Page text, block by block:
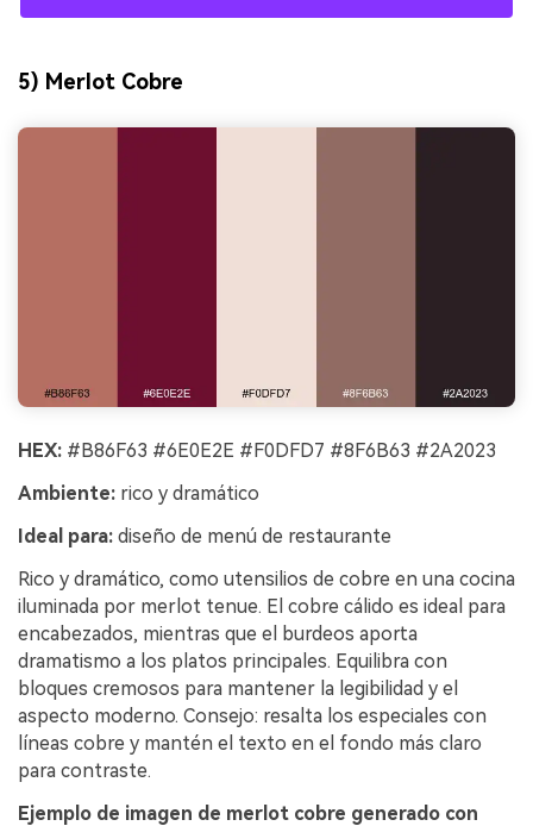
5) Merlot Cobre
HEX: #B86F63 #6E0E2E #F0DFD7 #8F6B63 #2A2023
Ambiente: rico y dramático
Ideal para: diseño de menú de restaurante
Rico y dramático, como utensilios de cobre en una cocina
iluminada por merlot tenue. El cobre cálido es ideal para
encabezados, mientras que el burdeos aporta
dramatismo a los platos principales. Equilibra con
bloques cremosos para mantener la legibilidad y el
aspecto moderno. Consejo: resalta los especiales con
líneas cobre y mantén el texto en el fondo más claro
para contraste.
Ejemplo de imagen de merlot cobre generado con